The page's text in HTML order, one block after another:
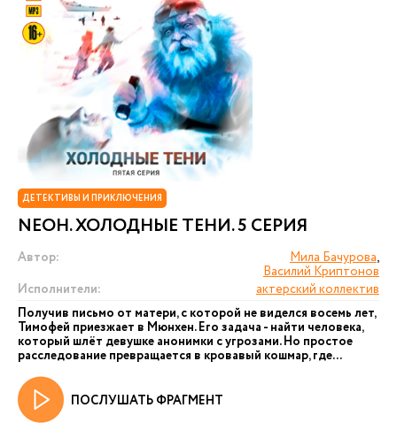
ДЕТЕКТИВЫ И ПРИКЛЮЧЕНИЯ
NEОН. ХОЛОДНЫЕ ТЕНИ. 5 СЕРИЯ
Автор: Мила Бачурова,
Василий Криптонов
Исполнители:
актерский коллектив
Получив письмо от матери, с которой не виделся восемь лет,
Тимофей приезжает в Мюнхен. Его задача - найти человека,
который шлёт девушке анонимки с угрозами. Но простое
расследование превращается в кровавый кошмар, где...
ПОСЛУШАТЬ ФРАГМЕНТ